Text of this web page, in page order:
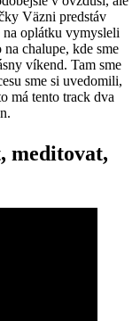
Väzni predstáv
na oplátku vymysleli
chalupe, kde sme
víkend. Tam sme
sme si uvedomili,
má tento track dva
meditovat,